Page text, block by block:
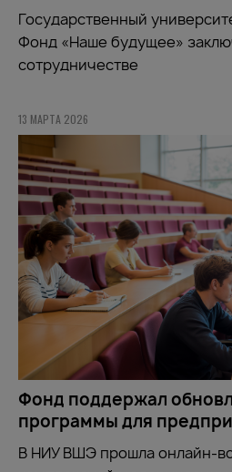
Государственный
Фонд «Наше будущее»
сотрудничестве
13 МАРТА 2026
Фонд поддержал
программы для
В НИУ ВШЭ прошла онлайн-